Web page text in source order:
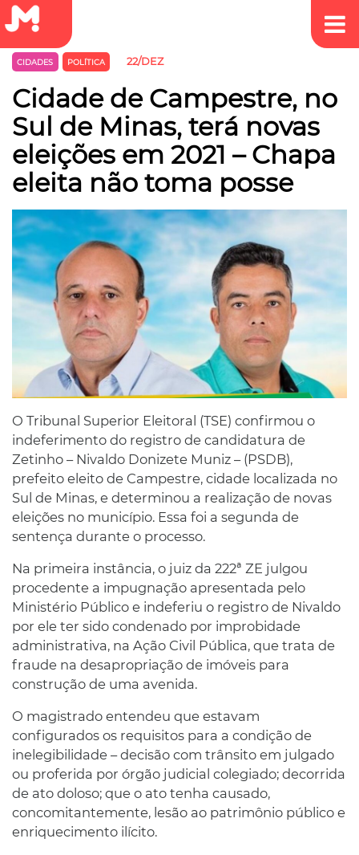
CIDADES POLÍTICA 22/DEZ
Cidade de Campestre, no
Sul de Minas, terá novas
eleições em 2021 – Chapa
eleita não toma posse
O Tribunal Superior Eleitoral (TSE) confirmou o
indeferimento do registro de candidatura de
Zetinho – Nivaldo Donizete Muniz – (PSDB),
prefeito eleito de Campestre, cidade localizada no
Sul de Minas, e determinou a realização de novas
eleições no município. Essa foi a segunda de
sentença durante o processo.
Na primeira instância, o juiz da 222ª ZE julgou
procedente a impugnação apresentada pelo
Ministério Público e indeferiu o registro de Nivaldo
por ele ter sido condenado por improbidade
administrativa, na Ação Civil Pública, que trata de
fraude na desapropriação de imóveis para
construção de uma avenida.
O magistrado entendeu que estavam
configurados os requisitos para a condição de
inelegibilidade – decisão com trânsito em julgado
ou proferida por órgão judicial colegiado; decorrida
de ato doloso; que o ato tenha causado,
concomitantemente, lesão ao patrimônio público e
enriquecimento ilícito.